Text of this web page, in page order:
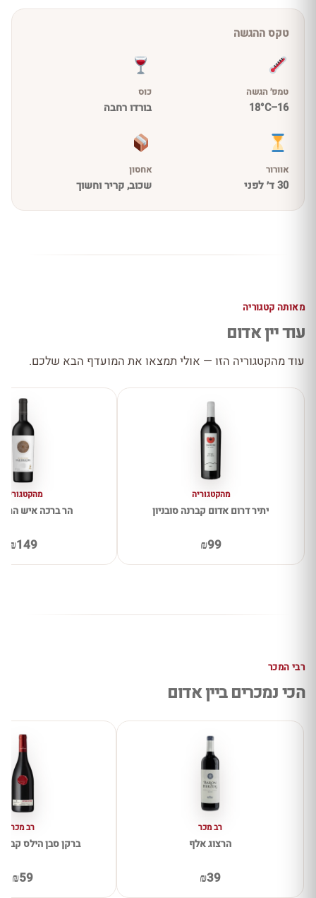
טקס ההגשה
טמפ׳ הגשה
16–18°C
כוס
בורדו רחבה
אוורור
30 ד׳ לפני
אחסון
שכוב, קריר וחשוך
מאותה קטגוריה
עוד יין אדום
עוד מהקטגוריה הזו — אולי תמצאו את המועדף הבא שלכם.
מהקטגוריה
יתיר דרום אדום קברנה סובניון
₪99
מהקטגוריה
הר ברכה איש
₪149
רבי המכר
הכי נמכרים ביין אדום
רב מכר
הרצוג אלף
₪39
רב מכר
ברקן סבן הילס
₪59